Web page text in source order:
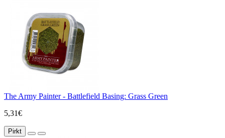
The Army Painter - Battlefield Basing: Grass Green
5,31€
Pirkt